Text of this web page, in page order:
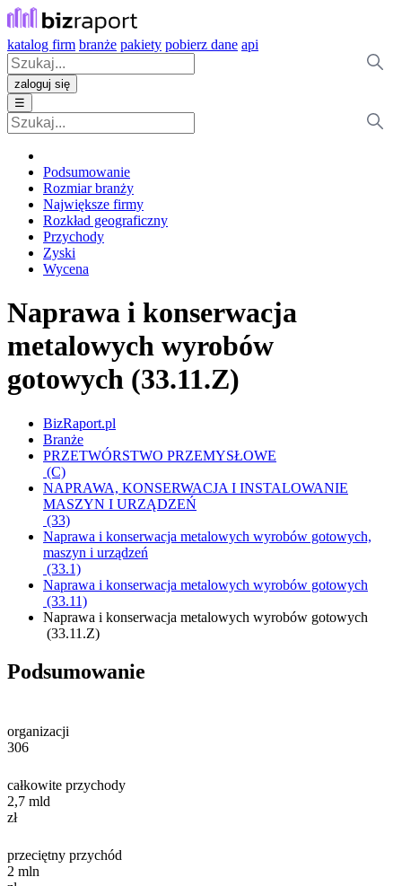
katalog firm branże pakiety pobierz dane api
zaloguj się
☰
Podsumowanie
Rozmiar branży
Największe firmy
Rozkład geograficzny
Przychody
Zyski
Wycena
Naprawa i konserwacja
metalowych wyrobów
gotowych (33.11.Z)
BizRaport.pl
Branże
PRZETWÓRSTWO PRZEMYSŁOWE
(C)
NAPRAWA, KONSERWACJA I INSTALOWANIE
MASZYN I URZĄDZEŃ
(33)
Naprawa i konserwacja metalowych wyrobów gotowych,
maszyn i urządzeń
(33.1)
Naprawa i konserwacja metalowych wyrobów gotowych
(33.11)
Naprawa i konserwacja metalowych wyrobów gotowych
(33.11.Z)
Podsumowanie
organizacji
306
całkowite przychody
2,7 mld
zł
przeciętny przychód
2 mln